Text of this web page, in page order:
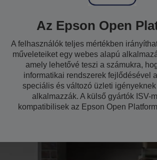
Az Epson Open
A felhasználók teljes mértékben
műveleteiket egy webes alapú
amely lehetővé teszi a számukra,
informatikai rendszerek fejlődésével
speciális és változó üzleti
alkalmazzák. A külső gyártók ISV-
kompatibilisek az Epson Open